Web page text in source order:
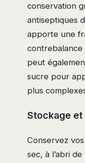
conservation
antiseptiques
apporte une
contrebalance
peut
sucre pour
plus
Stockage
Conservez
sec, à l’abri